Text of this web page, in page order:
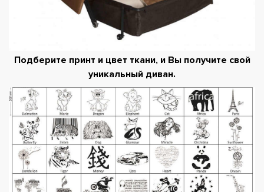
Подберите принт и цвет ткани, и Вы получите свой
уникальный диван.